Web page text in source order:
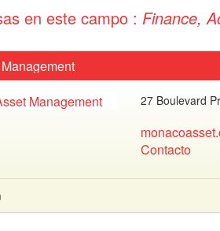
en este campo : Finance,
27 Boulevard
Contacto